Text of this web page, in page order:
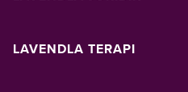
LAVENDLA TERAPI